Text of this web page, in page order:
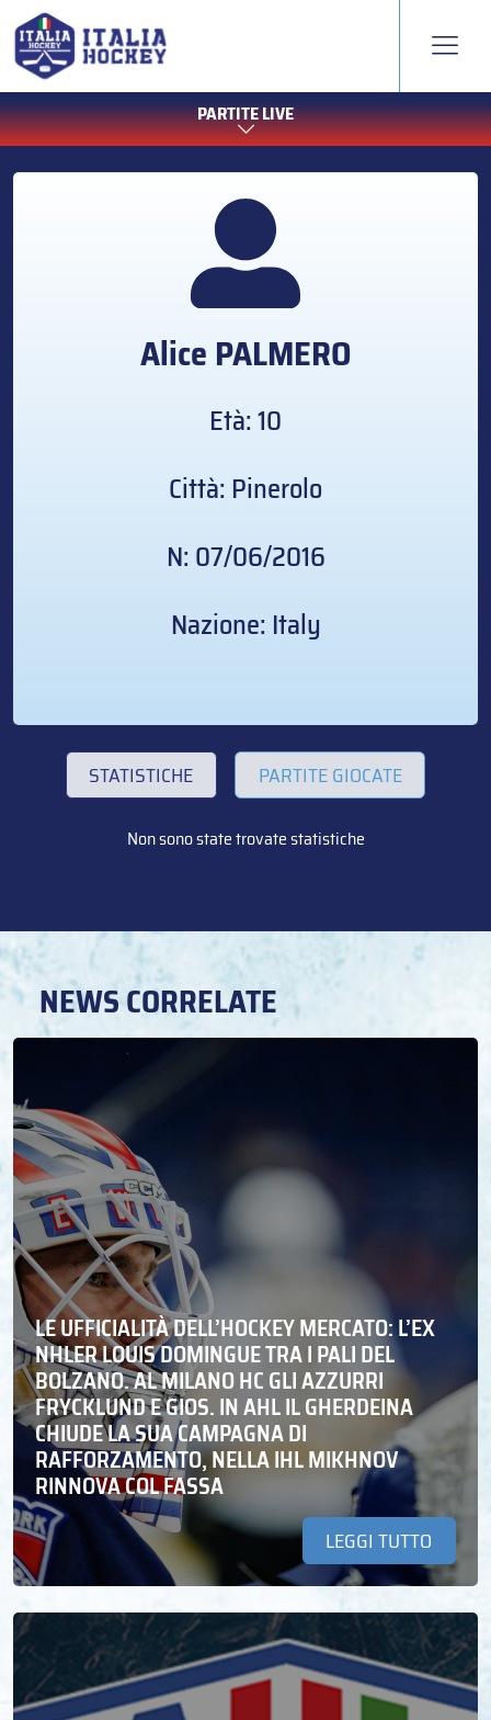
PARTITE LIVE
Alice PALMERO
Età: 10
Città: Pinerolo
N: 07/06/2016
Nazione: Italy
STATISTICHE PARTITE GIOCATE
Non sono state trovate statistiche
NEWS CORRELATE
LE UFFICIALITÀ DELL’HOCKEY MERCATO: L’EX
NHLER LOUIS DOMINGUE TRA I PALI DEL
BOLZANO. AL MILANO HC GLI AZZURRI
FRYCKLUND E GIOS. IN AHL IL GHERDEINA
CHIUDE LA SUA CAMPAGNA DI
RAFFORZAMENTO, NELLA IHL MIKHNOV
RINNOVA COL FASSA
LEGGI TUTTO